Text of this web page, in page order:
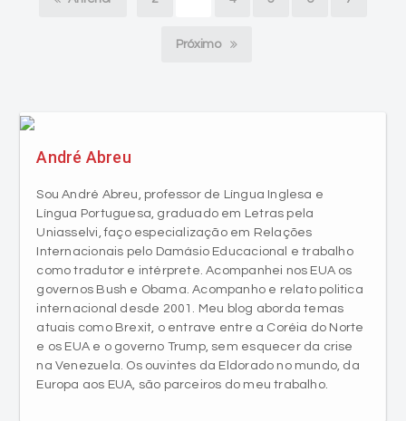
Próximo
André Abreu
Sou André Abreu, professor de Língua Inglesa e
Língua Portuguesa, graduado em Letras pela
Uniasselvi, faço especialização em Relações
Internacionais pelo Damásio Educacional e trabalho
como tradutor e intérprete. Acompanhei nos EUA os
governos Bush e Obama. Acompanho e relato politica
internacional desde 2001. Meu blog aborda temas
atuais como Brexit, o entrave entre a Coréia do Norte
e os EUA e o governo Trump, sem esquecer da crise
na Venezuela. Os ouvintes da Eldorado no mundo, da
Europa aos EUA, são parceiros do meu trabalho.